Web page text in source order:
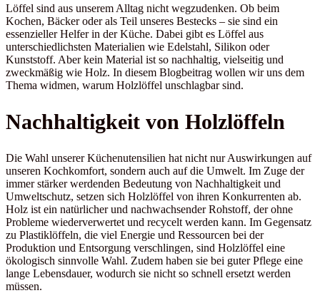
Löffel sind aus unserem Alltag nicht wegzudenken. Ob beim
Kochen, Bäcker oder als Teil unseres Bestecks – sie sind ein
essenzieller Helfer in der Küche. Dabei gibt es Löffel aus
unterschiedlichsten Materialien wie Edelstahl, Silikon oder
Kunststoff. Aber kein Material ist so nachhaltig, vielseitig und
zweckmäßig wie Holz. In diesem Blogbeitrag wollen wir uns dem
Thema widmen, warum Holzlöffel unschlagbar sind.
Nachhaltigkeit von Holzlöffeln
Die Wahl unserer Küchenutensilien hat nicht nur Auswirkungen auf
unseren Kochkomfort, sondern auch auf die Umwelt. Im Zuge der
immer stärker werdenden Bedeutung von Nachhaltigkeit und
Umweltschutz, setzen sich Holzlöffel von ihren Konkurrenten ab.
Holz ist ein natürlicher und nachwachsender Rohstoff, der ohne
Probleme wiederverwertet und recycelt werden kann. Im Gegensatz
zu Plastiklöffeln, die viel Energie und Ressourcen bei der
Produktion und Entsorgung verschlingen, sind Holzlöffel eine
ökologisch sinnvolle Wahl. Zudem haben sie bei guter Pflege eine
lange Lebensdauer, wodurch sie nicht so schnell ersetzt werden
müssen.